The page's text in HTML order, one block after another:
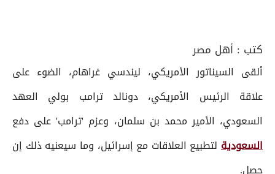
كتب : أهل مصر
ألقى السيناتور الأمريكي، ليندسي غراهام، الضوء على
علاقة الرئيس الأمريكي، دونالد ترامب بولي العهد
السعودي، الأمير محمد بن سلمان، وعزم 'ترامب' على دفع
السعودية لتطبيع العلاقات مع إسرائيل، وما سيعنيه ذلك إن
حصل.